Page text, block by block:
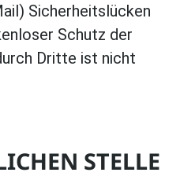
Sicherheitslücken
Schutz der
Dritte ist nicht
STELLE